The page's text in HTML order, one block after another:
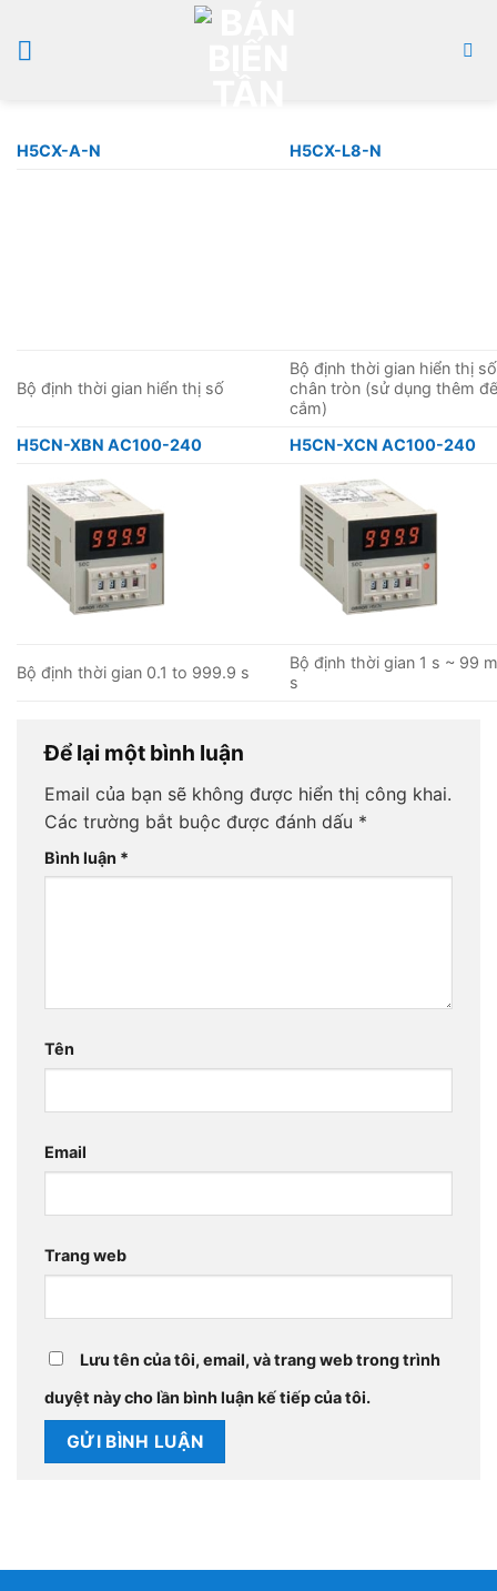
qua
nội
H5CX-A-N H5CX-L8-N
Bộ định thời gian hiển thị số
Bộ định thời gian hiển thị
chân tròn (sử dụng thêm
cắm)
H5CN-XBN AC100-240
H5CN-XCN AC100-240
Bộ định thời gian 0.1 to 999.9 s
Bộ định thời gian 1 s ~ 99
s
Để lại một bình luận
Email của bạn sẽ không được hiển thị công khai.
Các trường bắt buộc được đánh dấu *
Bình luận *
Tên
Email
Trang web
Lưu tên của tôi, email, và trang web trong trình
duyệt này cho lần bình luận kế tiếp của tôi.